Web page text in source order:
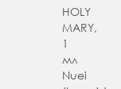
HOLY
MARY,
1
мл
Nuei